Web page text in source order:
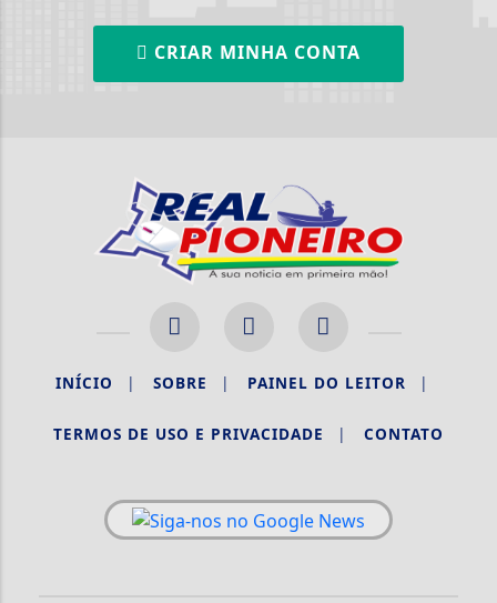
CRIAR MINHA CONTA
INÍCIO | SOBRE | PAINEL DO LEITOR |
TERMOS DE USO E PRIVACIDADE | CONTATO